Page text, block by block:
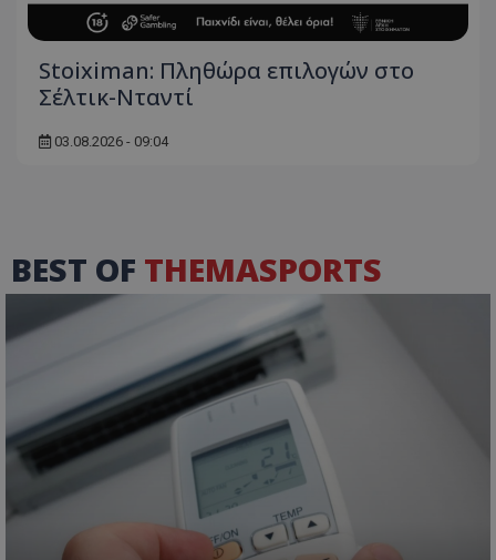
Stoiximan: Πληθώρα επιλογών στο
Σέλτικ-Νταντί
03.08.2026 - 09:04
BEST OF THEMASPORTS